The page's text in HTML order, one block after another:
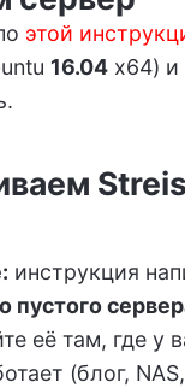
этой
16.04x64) и
инструкция
пустого
её там, где у
(блог,